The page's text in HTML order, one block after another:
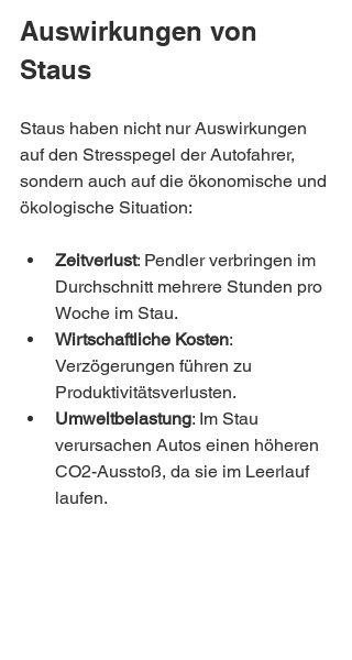
Auswirkungen von
Staus
Staus haben nicht nur Auswirkungen
auf den Stresspegel der Autofahrer,
sondern auch auf die ökonomische und
ökologische Situation:
Zeitverlust: Pendler verbringen im
Durchschnitt mehrere Stunden pro
Woche im Stau.
Wirtschaftliche Kosten:
Verzögerungen führen zu
Produktivitätsverlusten.
Umweltbelastung: Im Stau
verursachen Autos einen höheren
CO2-Ausstoß, da sie im Leerlauf
laufen.